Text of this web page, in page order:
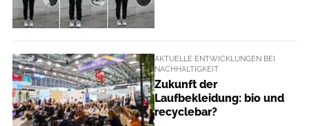
AKTUELLE ENTWICKLUNGEN BEI
NACHHALTIGKEIT
Zukunft der
Laufbekleidung: bio und
recyclebar?